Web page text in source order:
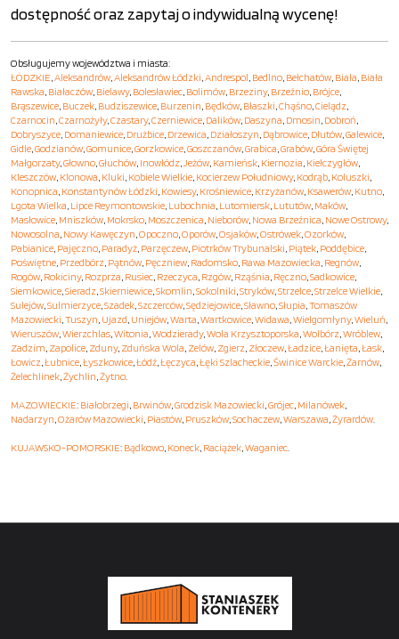
dostępność oraz zapytaj o indywidualną wycenę!
Obsługujemy województwa i miasta:
ŁÓDZKIE,Aleksandrów,Aleksandrów Łódzki,Andrespol, Bedlno, Bełchatów, Biała, Biała
Rawska, Białaczów, Bielawy, Bolesławiec, Bolimów, Brzeziny, Brzeźnio, Brójce,
Brąszewice, Buczek, Budziszewice, Burzenin, Będków, Błaszki,Chąśno,Cielądz,
Czarnocin,Czarnożyły,Czastary,Czerniewice, Dalików, Daszyna, Dmosin, Dobroń,
Dobryszyce, Domaniewice, Drużbice, Drzewica, Działoszyn, Dąbrowice, Dłutów,Galewice,
Gidle,Godzianów,Gomunice,Gorzkowice,Goszczanów,Grabica,Grabów,Góra Świętej
Małgorzaty,Głowno,Głuchów, Inowłódz,Jeżów, Kamieńsk, Kiernozia, Kiełczygłów,
Kleszczów, Klonowa, Kluki, Kobiele Wielkie, Kocierzew Południowy, Kodrąb, Koluszki,
Konopnica, Konstantynów Łódzki, Kowiesy, Krośniewice, Krzyżanów, Ksawerów, Kutno,
Lgota Wielka, Lipce Reymontowskie, Lubochnia, Lutomiersk, Lututów, Maków,
Masłowice, Mniszków, Mokrsko, Moszczenica, Nieborów, Nowa Brzeźnica, Nowe Ostrowy,
Nowosolna, Nowy Kawęczyn,Opoczno,Oporów,Osjaków,Ostrówek,Ozorków,
Pabianice, Pajęczno, Paradyż, Parzęczew, Piotrków Trybunalski, Piątek, Poddębice,
Poświętne, Przedbórz, Pątnów, Pęczniew, Radomsko, Rawa Mazowiecka, Regnów,
Rogów, Rokiciny, Rozprza, Rusiec, Rzeczyca, Rzgów, Rząśnia, Ręczno,Sadkowice,
Siemkowice,Sieradz,Skierniewice,Skomlin,Sokolniki,Stryków,Strzelce,Strzelce Wielkie,
Sulejów,Sulmierzyce,Szadek,Szczerców,Sędziejowice,Sławno,Słupia,Tomaszów
Mazowiecki,Tuszyn, Ujazd, Uniejów,Warta,Wartkowice,Widawa,Wielgomłyny,Wieluń,
Wieruszów,Wierzchlas,Witonia,Wodzierady,Wola Krzysztoporska,Wolbórz,Wróblew,
Zadzim, Zapolice, Zduny, Zduńska Wola, Zelów, Zgierz, Złoczew,Ładzice,Łanięta,Łask,
Łowicz,Łubnice,Łyszkowice,Łódź,Łęczyca,Łęki Szlacheckie,Świnice Warckie,Żarnów,
Żelechlinek,Żychlin,Żytno.
MAZOWIECKIE: Białobrzegi, Brwinów,Grodzisk Mazowiecki,Grójec, Milanówek,
Nadarzyn,Ożarów Mazowiecki, Piastów, Pruszków,Sochaczew,Warszawa,Żyrardów.
KUJAWSKO-POMORSKIE: Bądkowo, Koneck, Raciążek,Waganiec.